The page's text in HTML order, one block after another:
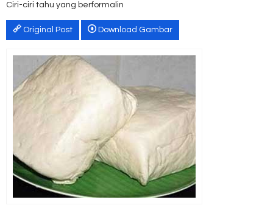
Ciri-ciri tahu yang berformalin
Original Post Download Gambar